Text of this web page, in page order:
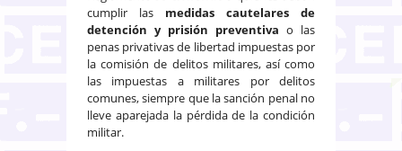
cumplir las medidas cautelares de
detención y prisión preventiva o las
penas privativas de libertad impuestas por
la comisión de delitos militares, así como
las impuestas a militares por delitos
comunes, siempre que la sanción penal no
lleve aparejada la pérdida de la condición
militar.